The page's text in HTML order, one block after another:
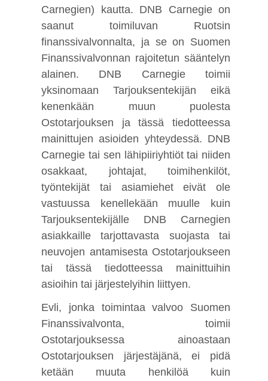
Carnegien) kautta. DNB Carnegie on
saanut toimiluvan Ruotsin
finanssivalvonnalta, ja se on Suomen
Finanssivalvonnan rajoitetun sääntelyn
alainen. DNB Carnegie toimii
yksinomaan Tarjouksentekijän eikä
kenenkään muun puolesta
Ostotarjouksen ja tässä tiedotteessa
mainittujen asioiden yhteydessä. DNB
Carnegie tai sen lähipiiriyhtiöt tai niiden
osakkaat, johtajat, toimihenkilöt,
työntekijät tai asiamiehet eivät ole
vastuussa kenellekään muulle kuin
Tarjouksentekijälle DNB Carnegien
asiakkaille tarjottavasta suojasta tai
neuvojen antamisesta Ostotarjoukseen
tai tässä tiedotteessa mainittuihin
asioihin tai järjestelyihin liittyen.
Evli, jonka toimintaa valvoo Suomen
Finanssivalvonta, toimii
Ostotarjouksessa ainoastaan
Ostotarjouksen järjestäjänä, ei pidä
ketään muuta henkilöä kuin